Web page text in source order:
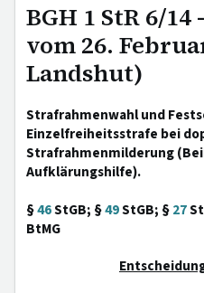
BGH 1 StR 6/14
vom 26.
Landshut)
Strafrahmenwahl und
Einzelfreiheitsstrafe bei
Strafrahmenmilderung
Aufklärungshilfe).
§46StGB; §49StGB; §27
BtMG